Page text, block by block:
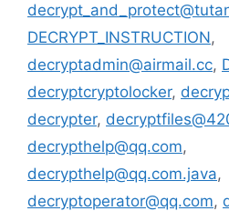
DECRYPT_INSTRUCTION,
decryptadmin@airmail.cc,
decryptcryptolocker,
decrypter,
decrypthelp@qq.com,
decrypthelp@qq.com.java,
decryptoperator@qq.com,